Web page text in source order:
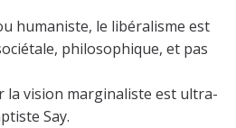
humaniste, le libéralisme est
philosophique, et pas
la vision marginaliste est ultra-
Say.